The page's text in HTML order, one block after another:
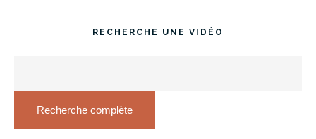
RECHERCHE UNE VIDÉO
Recherche complète